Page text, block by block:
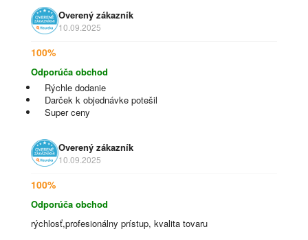
Overený zákazník
10.09.2025
100%
Odporúča obchod
Rýchle dodanie
Darček k objednávke potešil
Super ceny
Overený zákazník
10.09.2025
100%
Odporúča obchod
rýchlosť,profesionálny prístup, kvalita tovaru